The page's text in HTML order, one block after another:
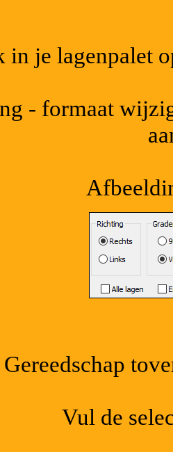
je lagenpalet
- formaat
Gereedschap
Vul de